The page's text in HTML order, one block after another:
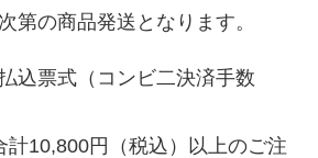
第の商品発送となります。
込票式（コンビ二決済手数
計10,800円（税込）以上のご注